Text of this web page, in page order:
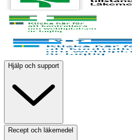
Hjälp och support
Recept och läkemedel